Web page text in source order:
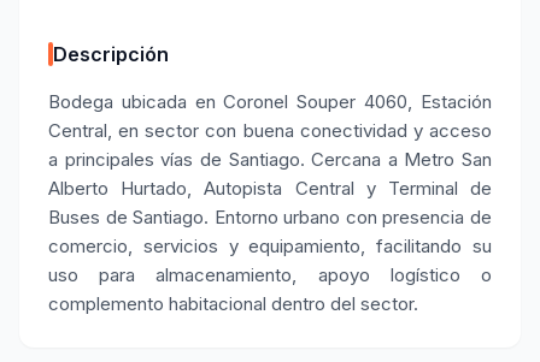
Descripción
Bodega ubicada en Coronel Souper 4060, Estación
Central, en sector con buena conectividad y acceso
a principales vías de Santiago. Cercana a Metro San
Alberto Hurtado, Autopista Central y Terminal de
Buses de Santiago. Entorno urbano con presencia de
comercio, servicios y equipamiento, facilitando su
uso para almacenamiento, apoyo logístico o
complemento habitacional dentro del sector.